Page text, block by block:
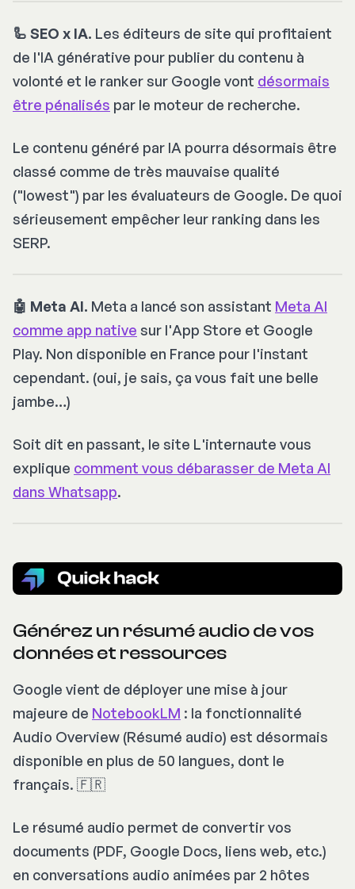
🦾 SEO x IA. Les éditeurs de site qui profitaient
de l'IA générative pour publier du contenu à
volonté et le ranker sur Google vont désormais
être pénalisés par le moteur de recherche.
Le contenu généré par IA pourra désormais être
classé comme de très mauvaise qualité
("lowest") par les évaluateurs de Google. De quoi
sérieusement empêcher leur ranking dans les
SERP.
🤖 Meta AI. Meta a lancé son assistant Meta AI
comme app native sur l'App Store et Google
Play. Non disponible en France pour l'instant
cependant. (oui, je sais, ça vous fait une belle
jambe…)
Soit dit en passant, le site L'internaute vous
explique comment vous débarasser de Meta AI
dans Whatsapp.
Générez un résumé audio de vos
données et ressources
Google vient de déployer une mise à jour
majeure de NotebookLM : la fonctionnalité
Audio Overview (Résumé audio) est désormais
disponible en plus de 50 langues, dont le
français. 🇫🇷
Le résumé audio permet de convertir vos
documents (PDF, Google Docs, liens web, etc.)
en conversations audio animées par 2 hôtes